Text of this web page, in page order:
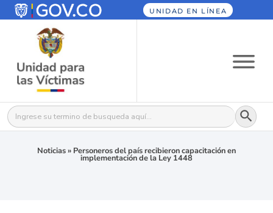
UNIDAD EN LÍNEA
Buscar: Botón
Noticias» Personeros del país recibieron capacitación en
implementación de la Ley 1448